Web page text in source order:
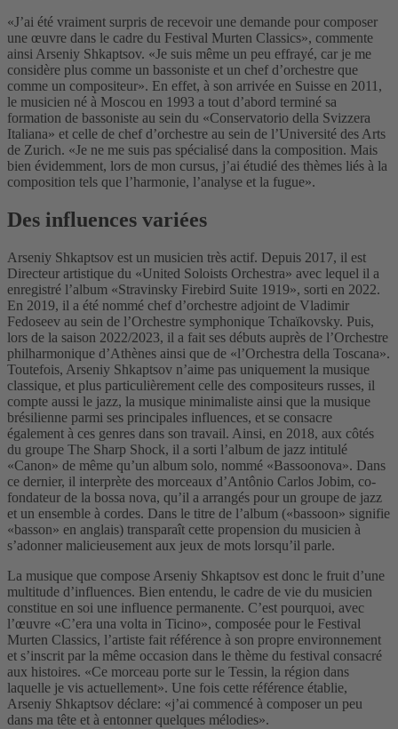
«J’ai été vraiment surpris de recevoir une demande pour composer
une œuvre dans le cadre du Festival Murten Classics», commente
ainsi Arseniy Shkaptsov. «Je suis même un peu effrayé, car je me
considère plus comme un bassoniste et un chef d’orchestre que
comme un compositeur». En effet, à son arrivée en Suisse en 2011,
le musicien né à Moscou en 1993 a tout d’abord terminé sa
formation de bassoniste au sein du «Conservatorio della Svizzera
Italiana» et celle de chef d’orchestre au sein de l’Université des Arts
de Zurich. «Je ne me suis pas spécialisé dans la composition. Mais
bien évidemment, lors de mon cursus, j’ai étudié des thèmes liés à la
composition tels que l’harmonie, l’analyse et la fugue».
Des influences variées
Arseniy Shkaptsov est un musicien très actif. Depuis 2017, il est
Directeur artistique du «United Soloists Orchestra» avec lequel il a
enregistré l’album «Stravinsky Firebird Suite 1919», sorti en 2022.
En 2019, il a été nommé chef d’orchestre adjoint de Vladimir
Fedoseev au sein de l’Orchestre symphonique Tchaïkovsky. Puis,
lors de la saison 2022/2023, il a fait ses débuts auprès de l’Orchestre
philharmonique d’Athènes ainsi que de «l’Orchestra della Toscana».
Toutefois, Arseniy Shkaptsov n’aime pas uniquement la musique
classique, et plus particulièrement celle des compositeurs russes, il
compte aussi le jazz, la musique minimaliste ainsi que la musique
brésilienne parmi ses principales influences, et se consacre
également à ces genres dans son travail. Ainsi, en 2018, aux côtés
du groupe The Sharp Shock, il a sorti l’album de jazz intitulé
«Canon» de même qu’un album solo, nommé «Bassoonova». Dans
ce dernier, il interprète des morceaux d’Antônio Carlos Jobim, co-
fondateur de la bossa nova, qu’il a arrangés pour un groupe de jazz
et un ensemble à cordes. Dans le titre de l’album («bassoon» signifie
«basson» en anglais) transparaît cette propension du musicien à
s’adonner malicieusement aux jeux de mots lorsqu’il parle.
La musique que compose Arseniy Shkaptsov est donc le fruit d’une
multitude d’influences. Bien entendu, le cadre de vie du musicien
constitue en soi une influence permanente. C’est pourquoi, avec
l’œuvre «C’era una volta in Ticino», composée pour le Festival
Murten Classics, l’artiste fait référence à son propre environnement
et s’inscrit par la même occasion dans le thème du festival consacré
aux histoires. «Ce morceau porte sur le Tessin, la région dans
laquelle je vis actuellement». Une fois cette référence établie,
Arseniy Shkaptsov déclare: «j’ai commencé à composer un peu
dans ma tête et à entonner quelques mélodies».